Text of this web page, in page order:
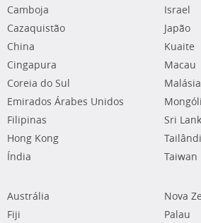
Camboja
Cazaquistão
China
Cingapura
Coreia do Sul
Emirados Árabes Unidos
Filipinas
Hong Kong
Índia
Israel
Japão
Kuaite
Macau
Malásia
Sri
Taiwan
Austrália
Fiji
Nova
Palau